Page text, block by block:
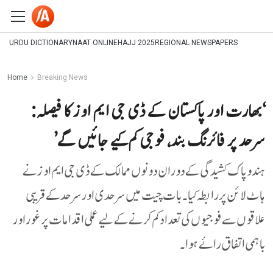
URDU DICTIONARYNAAT ONLINEHAJJ 2025 REGIONAL NEWSPAPERS
Home Breaking News
‘بھارت اور پاکستان کے ڈی جی ایم اوز کا فیصلہ:
سرحد پر فائرنگ بند، فوجی کم کیے جائیں گے’
ہند و پاک کشیدگی کے دوران دونوں ممالک کے ڈی جی ایم اوز نے
ہاٹ لائن پر رابطہ کیا۔ بات چیت میں سرحدی اور سرحد کے قریبی
علاقوں سے فوجیوں کی تعداد کم کرنے کے لیے عملی اقدامات پر غور اور
باہمی اتفاق رائے ہوا۔